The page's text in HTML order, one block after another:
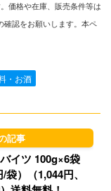
o
o
n
y
価格や在庫、販売条件等は
確認をお願いします。本ペ
・お酒
イツ 100g×6袋
）（1,044円、